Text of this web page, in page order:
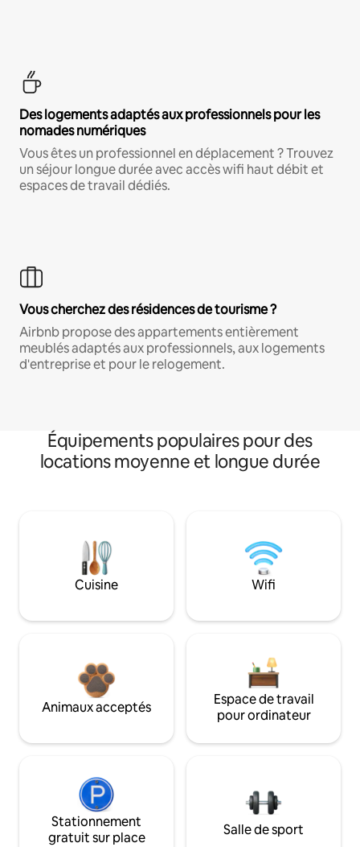
Des logements adaptés aux professionnels pour les
nomades numériques
Vous êtes un professionnel en déplacement ? Trouvez
un séjour longue durée avec accès wifi haut débit et
espaces de travail dédiés.
Vous cherchez des résidences de tourisme ?
Airbnb propose des appartements entièrement
meublés adaptés aux professionnels, aux logements
d'entreprise et pour le relogement.
Équipements populaires pour des
locations moyenne et longue durée
Cuisine Wifi
Animaux acceptés
Espace de travail
pour ordinateur
Stationnement
gratuit sur place
Salle de sport